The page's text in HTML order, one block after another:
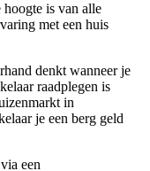
is van alle
met een huis
denkt wanneer je
raadplegen is
in
je een berg geld
een